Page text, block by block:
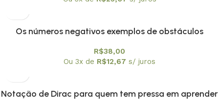
Os números negativos exemplos de obstáculos
R$38,00
Ou 3x de R$12,67 s/ juros
Notação de Dirac para quem tem pressa em aprender